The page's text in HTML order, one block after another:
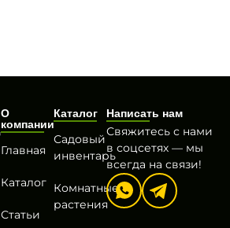
О
компании
Главная
Каталог
Статьи
Каталог
Садовый
инвентарь
Комнатные
растения
Написать нам
Свяжитесь с нами
в соцсетях — мы
всегда на связи!